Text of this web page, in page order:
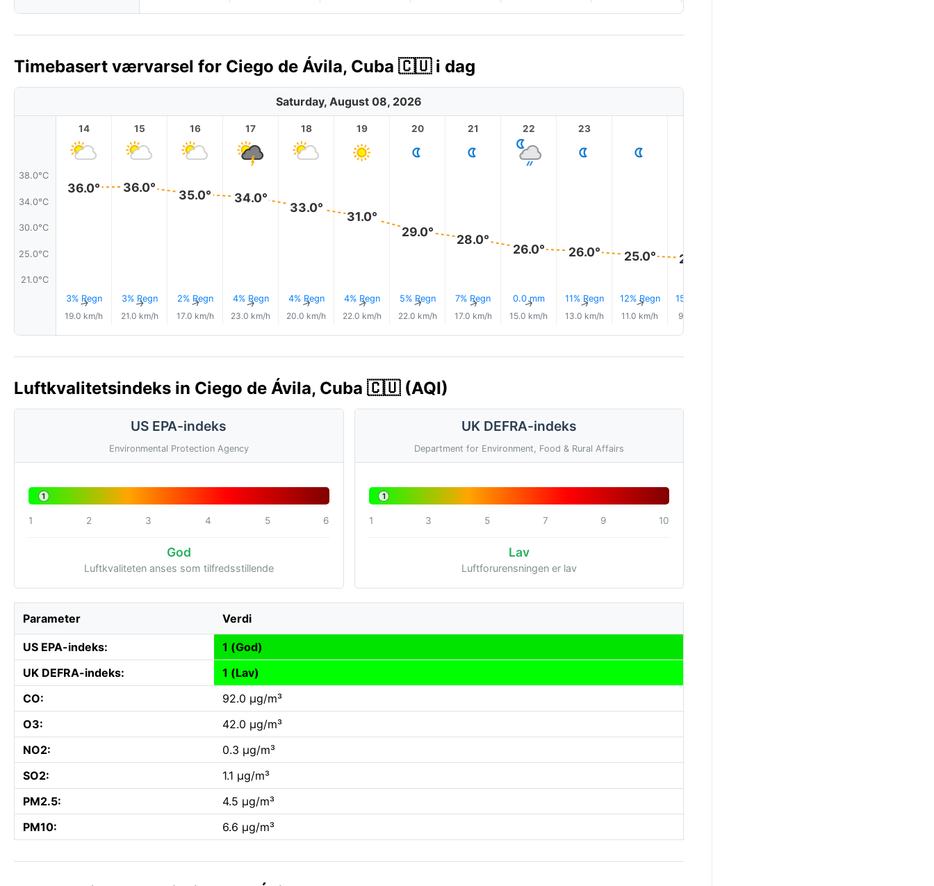
Timebasert værvarsel for Ciego de Ávila, Cuba 🇨🇺 i dag
Saturday, August 08, 2026
38.0°C
34.0°C
30.0°C
25.0°C
21.0°C
14
36.0°
3% Regn
↑
19.0 km/h
15
36.0°
3% Regn
↑
21.0 km/h
16
35.0°
2% Regn
↑
17.0 km/h
17
34.0°
4% Regn
↑
23.0 km/h
18
33.0°
4% Regn
↑
20.0 km/h
19
31.0°
4% Regn
↑
22.0 km/h
20
29.0°
5% Regn
↑
22.0 km/h
21
28.0°
7% Regn
↑
17.0 km/h
22
26.0°
0.0 mm
↑
15.0 km/h
23
26.0°
11% Regn
↑
13.0 km/h
25.0°
12% Regn
↑
11.0 km/h
24.0°
15% Regn
9.0 km/h
Luftkvalitetsindeks in Ciego de Ávila, Cuba 🇨🇺 (AQI)
US EPA-indeks
Environmental Protection Agency
1
1 2 3 4 5 6
God
Luftkvaliteten anses som tilfredsstillende
UK DEFRA-indeks
Department for Environment, Food & Rural Affairs
1
1 3 5 7 9 10
Lav
Luftforurensningen er lav
Parameter Verdi
US EPA-indeks:
1 (God)
UK DEFRA-indeks:
1 (Lav)
CO:
92.0 µg/m³
O3:
42.0 µg/m³
NO2:
0.3 µg/m³
SO2:
1.1 µg/m³
PM2.5:
4.5 µg/m³
PM10:
6.6 µg/m³